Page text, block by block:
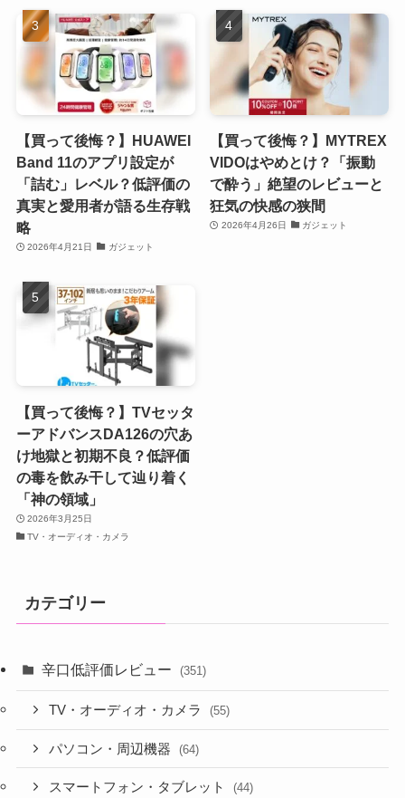
【買って後悔？】HUAWEI
Band 11のアプリ設定が
「詰む」レベル？低評価の
真実と愛用者が語る生存戦
略
2026年4月21日 ガジェット
【買って後悔？】MYTREX
VIDOはやめとけ？「振動
で酔う」絶望のレビューと
狂気の快感の狭間
2026年4月26日 ガジェット
【買って後悔？】TVセッタ
ーアドバンスDA126の穴あ
け地獄と初期不良？低評価
の毒を飲み干して辿り着く
「神の領域」
2026年3月25日
TV・オーディオ・カメラ
カテゴリー
辛口低評価レビュー (351)
TV・オーディオ・カメラ (55)
パソコン・周辺機器 (64)
スマートフォン・タブレット (44)